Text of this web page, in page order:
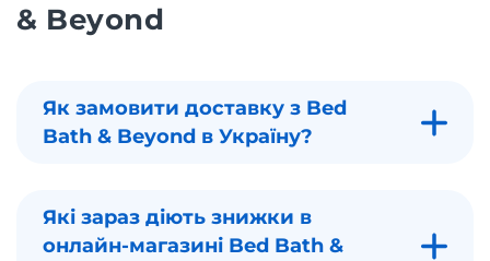
& Beyond
Як замовити доставку з Bed
Bath & Beyond в Україну?
Які зараз діють знижки в
онлайн-магазині Bed Bath &